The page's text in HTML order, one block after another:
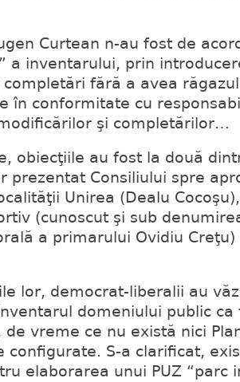
Curtean n-au fost de
a inventarului, prin
fără a avea
în conformitate cu
şi completărilor…
obiecţiile au fost la două
prezentat Consiliului spre
Unirea (Dealu
(cunoscut şi sub
a primarului Ovidiu Creţu)
lor, democrat-liberalii au
domeniului public
de vreme ce nu există nici
configurate. S-a clarificat,
elaborarea unui PUZ “parc